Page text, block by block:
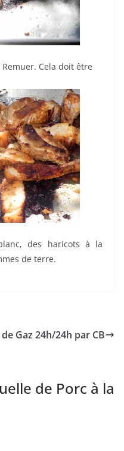
Cela doit être
des haricots à la
de terre.
Gaz 24h/24h par CB
de Porc à la